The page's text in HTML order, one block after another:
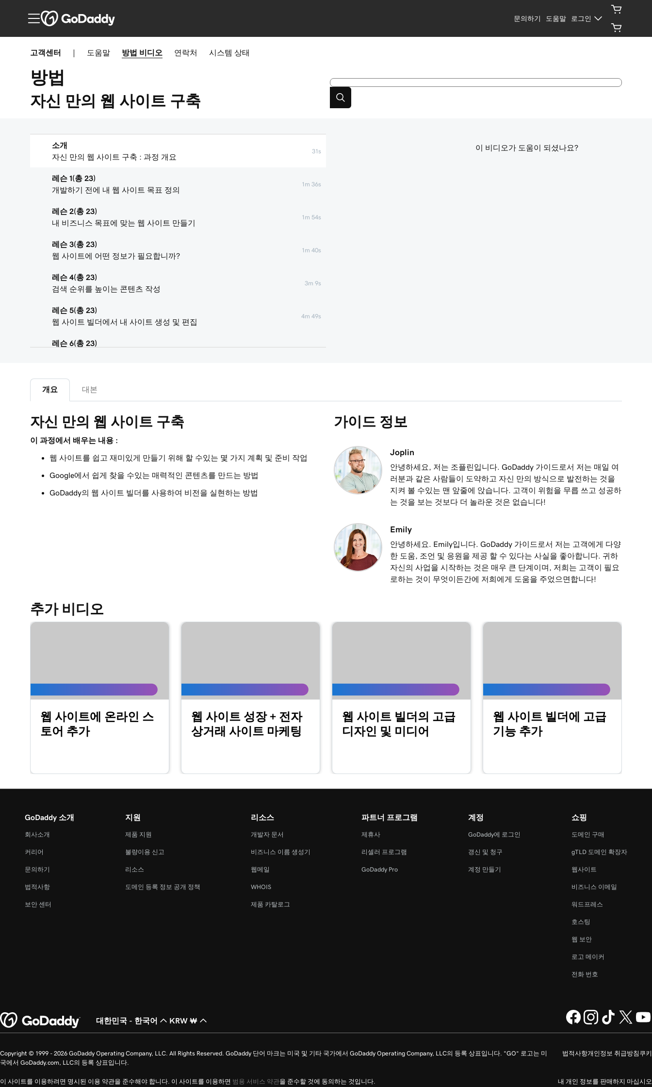
문의하기 도움말 로그인
고객센터 도움말 방법 비디오 연락처 시스템 상태
방법
자신 만의 웹 사이트 구축
소개
자신 만의 웹 사이트 구축 : 과정 개요
31s
레슨 1(총 23)
개발하기 전에 내 웹 사이트 목표 정의
1m 36s
레슨 2(총 23)
내 비즈니스 목표에 맞는 웹 사이트 만들기
1m 54s
레슨 3(총 23)
웹 사이트에 어떤 정보가 필요합니까?
1m 40s
레슨 4(총 23)
검색 순위를 높이는 콘텐츠 작성
3m 9s
레슨 5(총 23)
웹 사이트 빌더에서 내 사이트 생성 및 편집
4m 49s
레슨 6(총 23)
1m 51s
내 웹 사이트 + 마케팅 사이트에 섹션 추가
섹션 또는 섹션 그룹의 콘텐츠 편집
레슨 9(총 23)
내 헤더의 시각적 요소 편집
레슨 10(총 23)
레슨 14(총 23)
웹 사이트 + 마케팅에서 비디오를 커버 미디어로 사용
웹 사이트 + 마케팅에서 내 회사 소개 섹션 사용자 지정
웹 사이트 + 마케팅에서 콘텐츠 섹션 사용자 지정
레슨 18(총 23)
레슨 19(총 23)
웹 사이트 + 마케팅에서 내 소셜 섹션 사용자 지정
이 비디오가 도움이 되셨나요?
개요 대본
자신 만의 웹 사이트 구축
이 과정에서 배우는 내용 :
웹 사이트를 쉽고 재미있게 만들기 위해 할 수있는 몇 가지 계획 및 준비 작업
Google에서 쉽게 찾을 수있는 매력적인 콘텐츠를 만드는 방법
GoDaddy의 웹 사이트 빌더를 사용하여 비전을 실현하는 방법
가이드 정보
Joplin
안녕하세요, 저는 조플린입니다. GoDaddy 가이드로서 저는 매일 여
러분과 같은 사람들이 도약하고 자신 만의 방식으로 발전하는 것을
지켜 볼 수있는 맨 앞줄에 앉습니다. 고객이 위험을 무릅 쓰고 성공하
는 것을 보는 것보다 더 놀라운 것은 없습니다!
Emily
안녕하세요. Emily입니다. GoDaddy 가이드로서 저는 고객에게 다양
한 도움, 조언 및 응원을 제공 할 수 있다는 사실을 좋아합니다. 귀하
자신의 사업을 시작하는 것은 매우 큰 단계이며, 저희는 고객이 필요
로하는 것이 무엇이든간에 저희에게 도움을 주었으면합니다!
추가 비디오
웹 사이트에 온라인 스
토어 추가
웹 사이트 성장 + 전자
상거래 사이트 마케팅
웹 사이트 빌더의 고급
디자인 및 미디어
웹 사이트 빌더에 고급
기능 추가
GoDaddy 소개
회사소개
커리어
문의하기
법적사항
보안 센터
지원
제품 지원
불량이용 신고
리소스
도메인 등록 정보 공개 정책
리소스
개발자 문서
비즈니스 이름 생성기
웹메일
WHOIS
제품 카탈로그
파트너 프로그램
제휴사
리셀러 프로그램
GoDaddy Pro
계정
GoDaddy에 로그인
갱신 및 청구
계정 만들기
쇼핑
도메인 구매
gTLD 도메인 확장자
웹사이트
비즈니스 이메일
워드프레스
호스팅
웹 보안
로고 메이커
전화 번호
대한민국 - 한국어 KRW ₩
법적사항개인정보 취급방침 쿠키
내 개인 정보를 판매하지 마십시오
Copyright © 1999 - 2026 GoDaddy Operating Company, LLC. All Rights Reserved. GoDaddy 단어 마크는 미국 및 기타 국가에서 GoDaddy Operating Company, LLC의 등록 상표입니다. “GO” 로고는 미
국에서 GoDaddy.com, LLC의 등록 상표입니다.
이 사이트를 이용하려면 명시된 이용 약관을 준수해야 합니다. 이 사이트를 이용하면 범용 서비스 약관을 준수할 것에 동의하는 것입니다.